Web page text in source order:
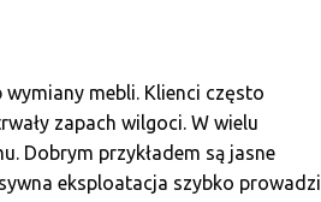
mebli. Klienci często
zapach wilgoci. W wielu
Dobrym przykładem są jasne
eksploatacja szybko prowadzi